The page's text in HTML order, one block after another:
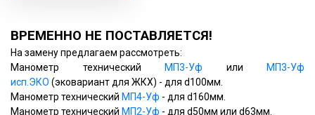
ВРЕМЕННО НЕ ПОСТАВЛЯЕТСЯ!
На замену предлагаем рассмотреть:
Манометр технический
МП3-Уф или
МП3-Уф
исп.ЭКО (эковариант для ЖКХ) - для d100мм.
Манометр технический МП4-Уф - для d160мм.
Манометр технический МП2-Уф - для d50мм или d63мм.